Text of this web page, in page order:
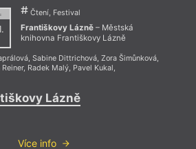
Čtení, Festival
Františkovy Lázně– Městská
knihovna Františkovy Lázně
, Sabine Dittrichová, Zora Šimůnková,
, Radek Malý, Pavel Kukal,
Lázně
Více info